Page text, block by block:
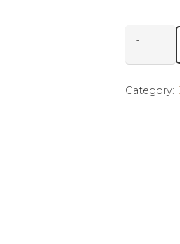
aantal
Category: